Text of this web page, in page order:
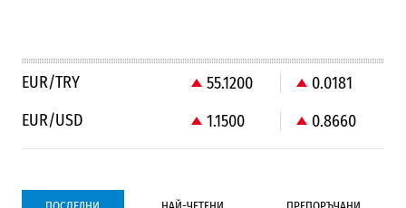
EUR/TRY 55.1200
0.0181
EUR/USD
1.1500 0.8660